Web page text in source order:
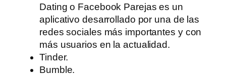
Dating o Facebook Parejas es un
aplicativo desarrollado por una de las
redes sociales más importantes y con
más usuarios en la actualidad.
Tinder.
Bumble.